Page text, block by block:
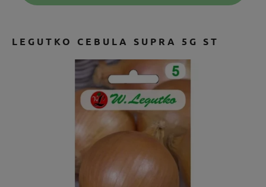
LEGUTKO CEBULA SUPRA 5G ST